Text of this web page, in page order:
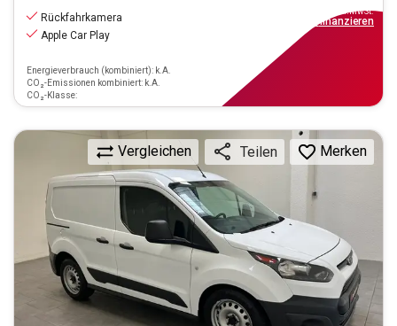
Rückfahrkamera
Apple Car Play
Energieverbrauch (kombiniert): k.A.
CO₂-Emissionen kombiniert: k.A.
CO₂-Klasse:
inkl.MwSt.
finanzieren
Vergleichen Teilen Merken